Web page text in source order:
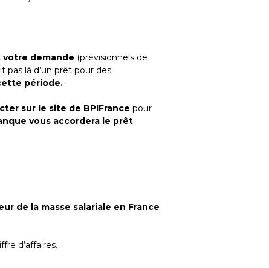
demande (prévisionnels de
pas là d’un prêt pour des
période.
sur le site de BPIFrance pour
vous accordera le prêt.
de la masse salariale en France
d’affaires.